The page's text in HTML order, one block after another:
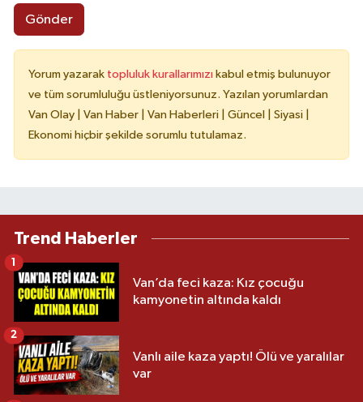
Gönder
Yorum yazarak topluluk kurallarımızı kabul etmiş bulunuyor
ve tüm sorumluluğu üstleniyorsunuz. Yazılan yorumlardan
Van Olay | Van Haber | Van Haberleri | Güncel | Siyasi |
Ekonomi hiçbir şekilde sorumlu tutulamaz.
Trend Haberler
Van’da feci kaza: Kız çocuğu
kamyonetin altında kaldı
1
Vanlı aile kaza yaptı! Ölü ve yaralılar
var
2